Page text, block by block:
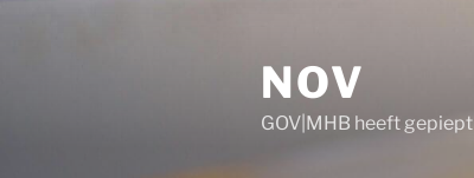
NOV
GOV|MHB heeft gepiept